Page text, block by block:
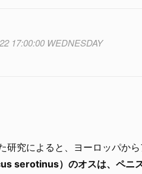
17:00:00 WEDNESDAY
研究によると、ヨーロッパか
serotinus）のオスは、ペニ